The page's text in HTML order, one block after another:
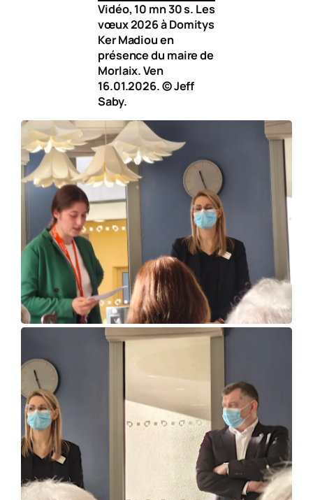
Vidéo, 10 mn 30 s. Les
vœux 2026 à Domitys
Ker Madiou en
présence du maire de
Morlaix. Ven
16.01.2026. © Jeff
Saby.